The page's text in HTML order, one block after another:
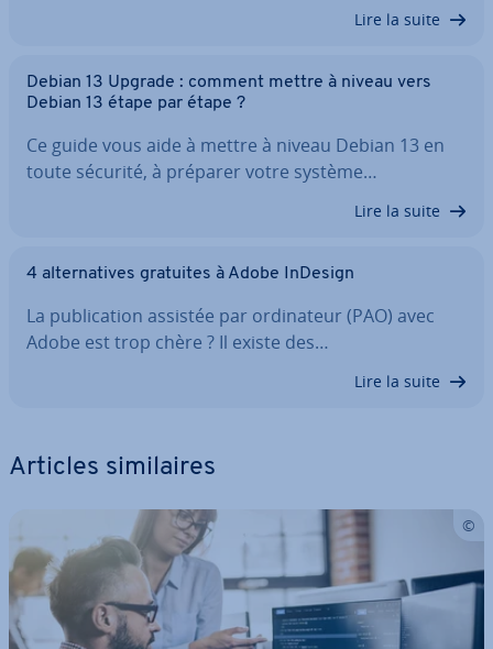
Lire la suite
Debian 13 Upgrade : comment mettre à niveau vers
Debian 13 étape par étape ?
Ce guide vous aide à mettre à niveau Debian 13 en
toute sécurité, à préparer votre système…
Lire la suite
4 al­ter­na­tives gratuites à Adobe InDesign
La pu­bli­ca­tion assistée par or­di­na­teur (PAO) avec
Adobe est trop chère ? Il existe des…
Lire la suite
Articles si­mi­laires